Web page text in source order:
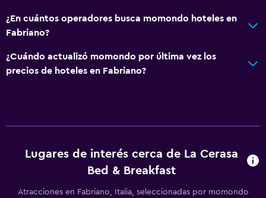
¿En cuántos operadores busca momondo hoteles en
Fabriano?
¿Cuándo actualizó momondo por última vez los
precios de hoteles en Fabriano?
Lugares de interés cerca de La Cerasa
Bed & Breakfast
Atracciones en Fabriano, Italia, seleccionadas por momondo